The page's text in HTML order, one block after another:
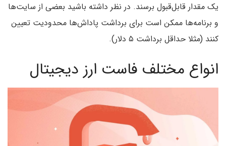
یک مقدار قابل‌قبول برسند. در نظر داشته باشید بعضی از سایت‌ها
و برنامه‌ها ممکن است برای برداشت پاداش‌ها محدودیت تعیین
کنند (مثلا حداقل برداشت ۵ دلار).
انواع مختلف فاست ارز دیجیتال